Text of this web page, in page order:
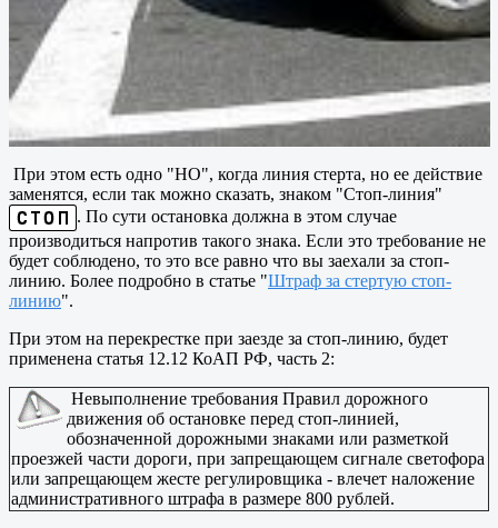
При этом есть одно "НО", когда линия стерта, но ее действие
заменятся, если так можно сказать, знаком "Стоп-линия"
. По сути остановка должна в этом случае
производиться напротив такого знака. Если это требование не
будет соблюдено, то это все равно что вы заехали за стоп-
линию. Более подробно в статье "Штраф за стертую стоп-
линию".
При этом на перекрестке при заезде за стоп-линию, будет
применена статья 12.12 КоАП РФ, часть 2:
Невыполнение требования Правил дорожного
движения об остановке перед стоп-линией,
обозначенной дорожными знаками или разметкой
проезжей части дороги, при запрещающем сигнале светофора
или запрещающем жесте регулировщика - влечет наложение
административного штрафа в размере 800 рублей.